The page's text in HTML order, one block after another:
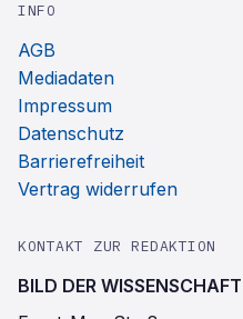
INFO
AGB
Mediadaten
Impressum
Datenschutz
Barrierefreiheit
Vertrag widerrufen
KONTAKT ZUR REDAKTION
BILD DER WISSENSCHAFT